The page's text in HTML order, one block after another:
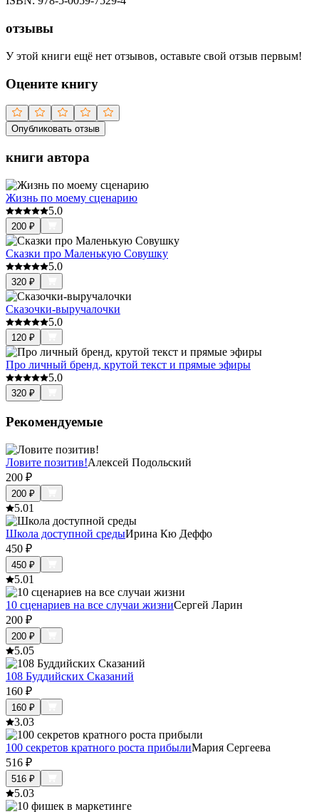
отзывы
У этой книги ещё нет отзывов, оставьте свой отзыв первым!
Оцените книгу
Опубликовать отзыв
книги автора
Жизнь по моему сценарию
5.0
200 ₽
Сказки про Маленькую Совушку
5.0
320 ₽
Сказочки-выручалочки
5.0
120 ₽
Про личный бренд, крутой текст и прямые эфиры
5.0
320 ₽
Рекомендуемые
Ловите позитив!Алексей Подольский
200 ₽
200 ₽
5.01
Школа доступной средыИрина Кю Деффо
450 ₽
450 ₽
5.01
10 сценариев на все случаи жизниСергей Ларин
200 ₽
200 ₽
5.05
108 Буддийских Сказаний
160 ₽
160 ₽
3.03
100 секретов кратного роста прибылиМария Сергеева
516 ₽
516 ₽
5.03